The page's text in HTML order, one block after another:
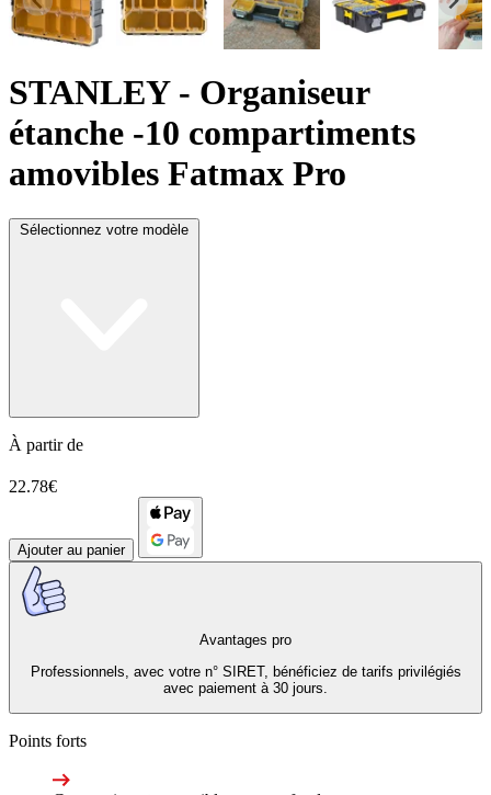
STANLEY- Organiseur
étanche -10 compartiments
amovibles Fatmax Pro
Sélectionnez votre modèle
À partir de
22.78€
Ajouter au panier
Avantages pro
Professionnels, avec votre n° SIRET, bénéficiez de tarifs privilégiés
avec paiement à 30 jours.
Points forts